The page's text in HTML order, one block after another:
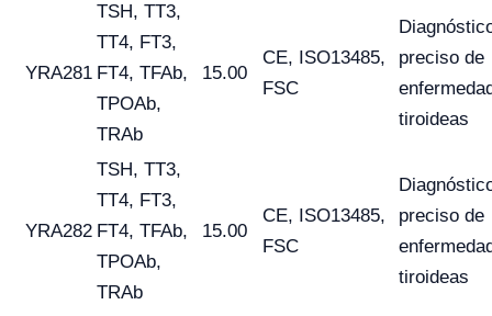
YRA281
TSH, TT3,
TT4, FT3,
FT4, TFAb,
TPOAb,
TRAb
15.00
CE, ISO13485,
FSC
preciso de
tiroideas
YRA282
TSH, TT3,
TT4, FT3,
FT4, TFAb,
TPOAb,
TRAb
15.00
CE, ISO13485,
FSC
preciso de
tiroideas